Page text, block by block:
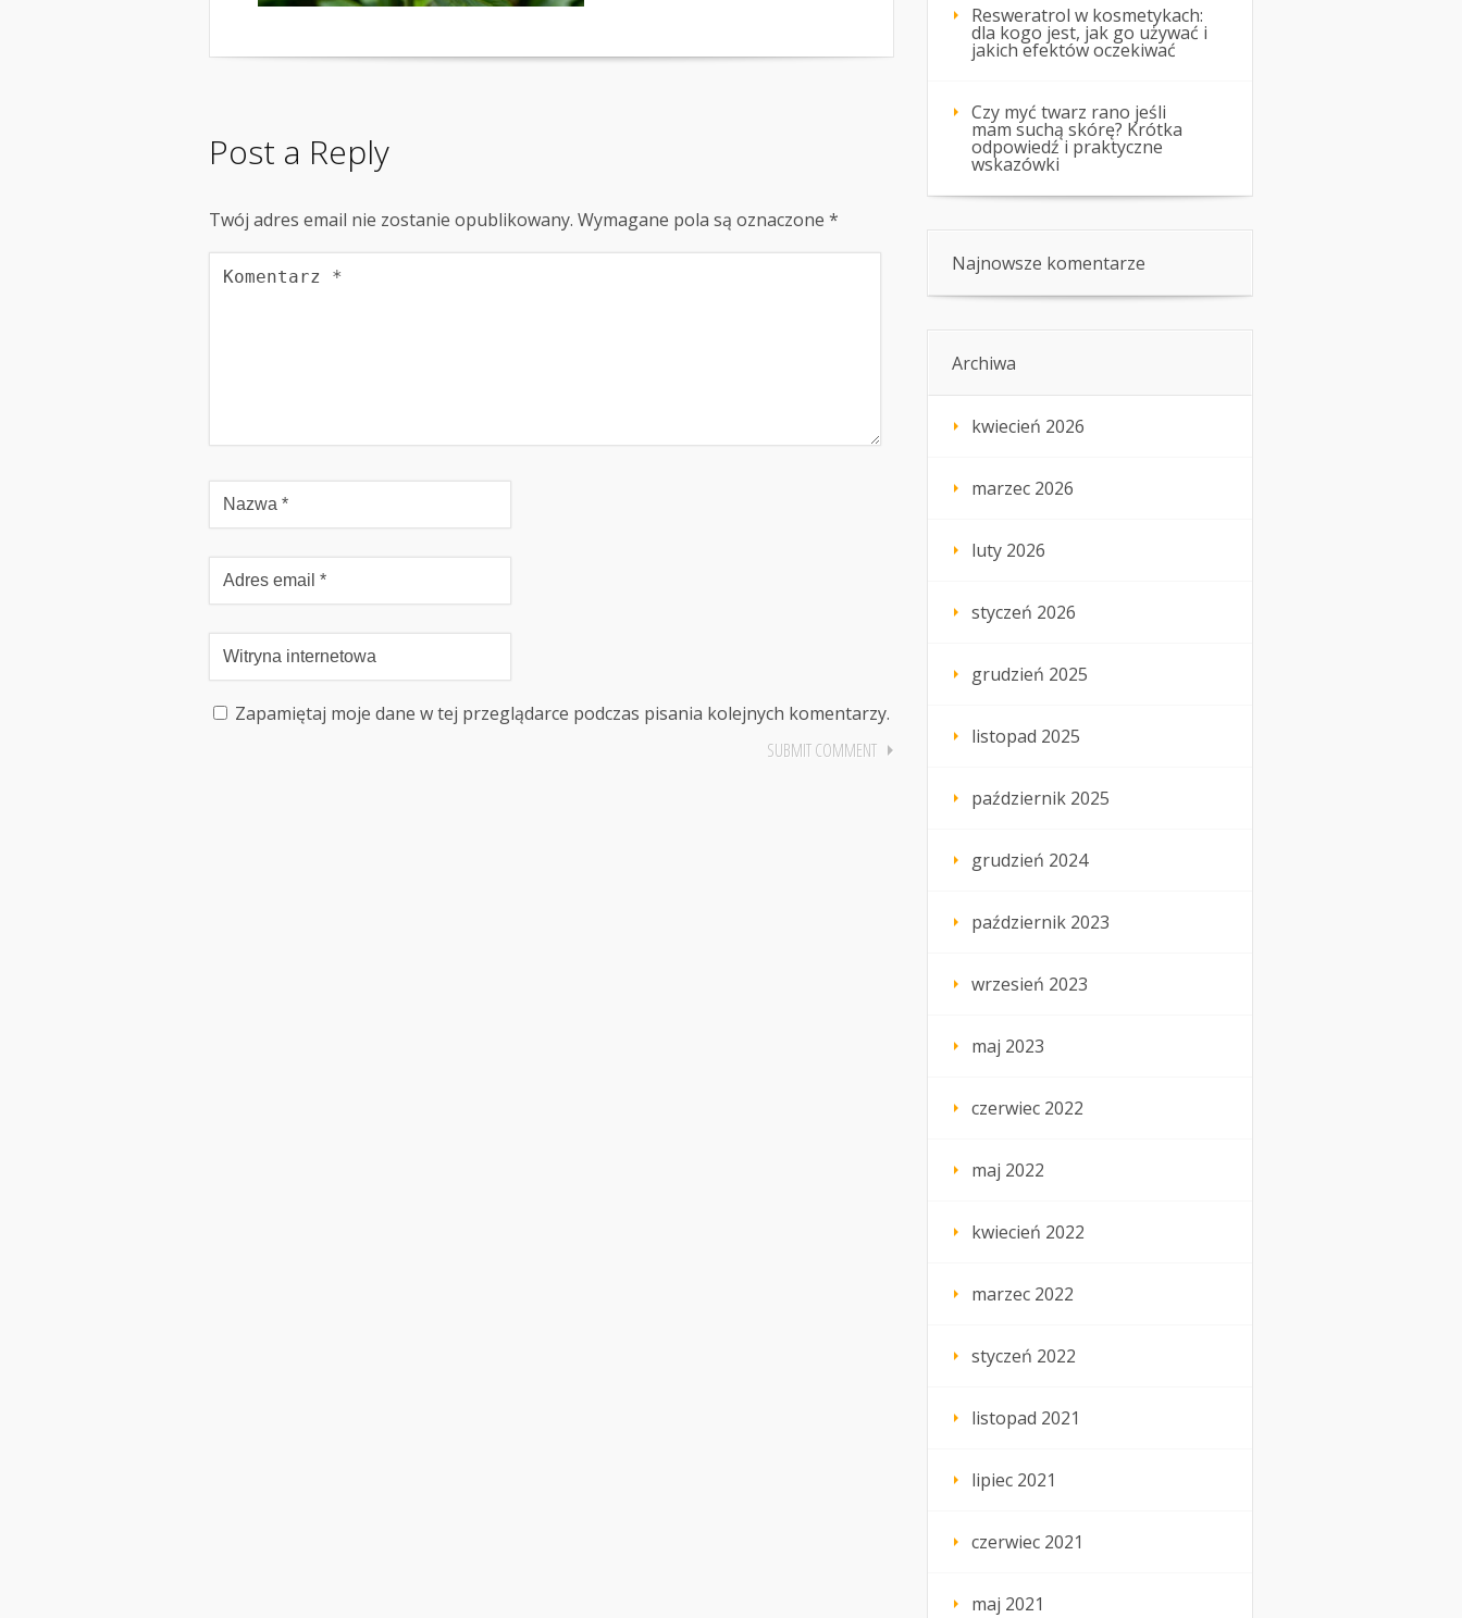
Post a Reply
Twój adres email nie zostanie opublikowany. Wymagane pola są oznaczone *
Zapamiętaj moje dane w tej przeglądarce podczas pisania kolejnych komentarzy.
Resweratrol w kosmetykach:
dla kogo jest, jak go używać i
jakich efektów oczekiwać
Czy myć twarz rano jeśli
mam suchą skórę? Krótka
odpowiedź i praktyczne
wskazówki
Najnowsze komentarze
Archiwa
kwiecień 2026
marzec 2026
luty 2026
styczeń 2026
grudzień 2025
listopad 2025
październik 2025
grudzień 2024
październik 2023
wrzesień 2023
maj 2023
czerwiec 2022
maj 2022
kwiecień 2022
marzec 2022
styczeń 2022
listopad 2021
lipiec 2021
czerwiec 2021
maj 2021